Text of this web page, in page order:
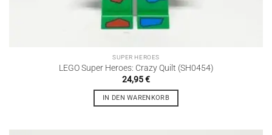
SUPER HEROES
LEGO Super Heroes: Crazy Quilt (SH0454)
24,95€
IN DEN WARENKORB